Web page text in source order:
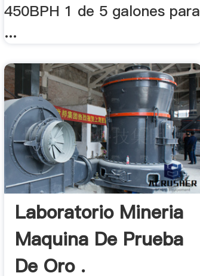
450BPH 1 de 5 galones para
...
Laboratorio Mineria
Maquina De Prueba
De Oro .